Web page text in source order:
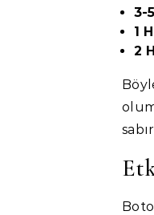
3-
1
2